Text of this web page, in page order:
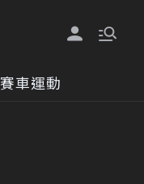
賽車運動